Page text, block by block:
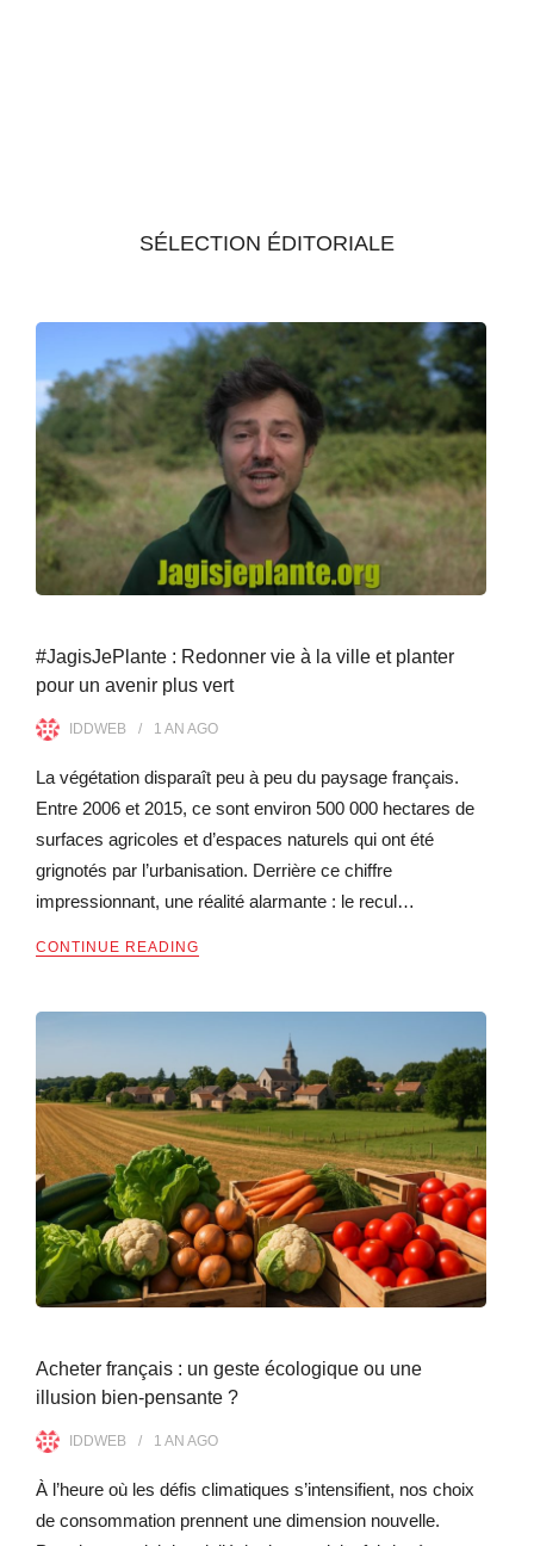
SÉLECTION ÉDITORIALE
#JagisJePlante : Redonner vie à la ville et planter
pour un avenir plus vert
IDDWEB 1 AN AGO
La végétation disparaît peu à peu du paysage français.
Entre 2006 et 2015, ce sont environ 500 000 hectares de
surfaces agricoles et d’espaces naturels qui ont été
grignotés par l’urbanisation. Derrière ce chiffre
impressionnant, une réalité alarmante : le recul…
CONTINUE READING
Acheter français : un geste écologique ou une
illusion bien-pensante ?
IDDWEB 1 AN AGO
À l’heure où les défis climatiques s’intensifient, nos choix
de consommation prennent une dimension nouvelle.